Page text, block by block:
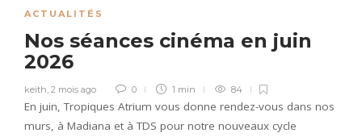
ACTUALITÉS
Nos séances cinéma en juin
2026
keith, 2 mois ago 0 1 min 84
En juin, Tropiques Atrium vous donne rendez-vous dans nos
murs, à Madiana et à TDS pour notre nouveaux cycle